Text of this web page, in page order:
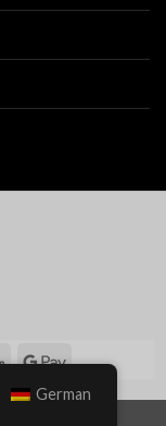
German